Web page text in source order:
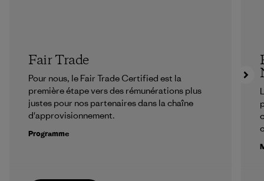
Fair Trade
Pour nous, le Fair Trade Certified est la
première étape vers des rémunérations plus
justes pour nos partenaires dans la chaîne
d'approvisionnement.
Programme